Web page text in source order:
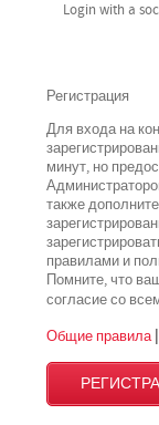
Login with a
Регистрация
Для входа на
минут, но
также
правилами и
Помните, что
согласие со
Общие правила|